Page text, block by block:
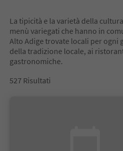
La tipicità e la varietà della
menù variegati che hanno in
Alto Adige trovate locali per ogni
della tradizione locale, ai
gastronomiche.
527 Risultati